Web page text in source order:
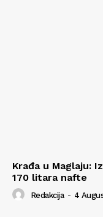
Krađa u Maglaju:
170 litara nafte
Redakcija - 4